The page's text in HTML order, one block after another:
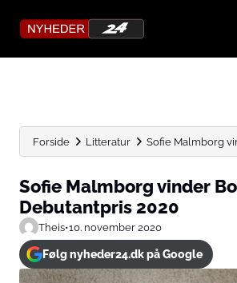
Forside Litteratur Sofie Malmborg
Sofie Malmborg vinder
Debutantpris 2020
Theis•10. november 2020
Følg nyheder24.dk på Google